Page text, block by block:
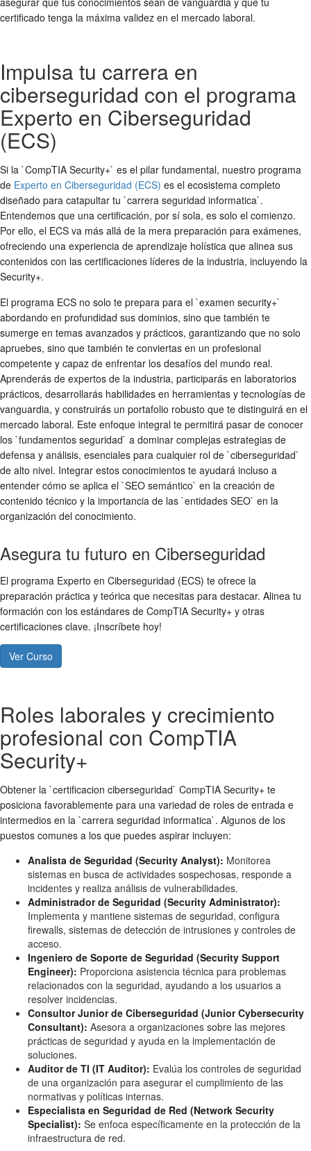
certificado tenga la máxima validez en el mercado laboral.
Impulsa tu carrera en
ciberseguridad con el programa
Experto en Ciberseguridad
(ECS)
Si la `CompTIA Security+` es el pilar fundamental, nuestro programa
de Experto en Ciberseguridad (ECS) es el ecosistema completo
diseñado para catapultar tu `carrera seguridad informatica`.
Entendemos que una certificación, por sí sola, es solo el comienzo.
Por ello, el ECS va más allá de la mera preparación para exámenes,
ofreciendo una experiencia de aprendizaje holística que alinea sus
contenidos con las certificaciones líderes de la industria, incluyendo la
Security+.
El programa ECS no solo te prepara para el `examen security+`
abordando en profundidad sus dominios, sino que también te
sumerge en temas avanzados y prácticos, garantizando que no solo
apruebes, sino que también te conviertas en un profesional
competente y capaz de enfrentar los desafíos del mundo real.
Aprenderás de expertos de la industria, participarás en laboratorios
prácticos, desarrollarás habilidades en herramientas y tecnologías de
vanguardia, y construirás un portafolio robusto que te distinguirá en el
mercado laboral. Este enfoque integral te permitirá pasar de conocer
los `fundamentos seguridad` a dominar complejas estrategias de
defensa y análisis, esenciales para cualquier rol de `ciberseguridad`
de alto nivel. Integrar estos conocimientos te ayudará incluso a
entender cómo se aplica el `SEO semántico` en la creación de
contenido técnico y la importancia de las `entidades SEO` en la
organización del conocimiento.
Asegura tu futuro en Ciberseguridad
El programa Experto en Ciberseguridad (ECS) te ofrece la
preparación práctica y teórica que necesitas para destacar. Alinea tu
formación con los estándares de CompTIA Security+ y otras
certificaciones clave. ¡Inscríbete hoy!
Ver Curso
Roles laborales y crecimiento
profesional con CompTIA
Security+
Obtener la `certificacion ciberseguridad` CompTIA Security+ te
posiciona favorablemente para una variedad de roles de entrada e
intermedios en la `carrera seguridad informatica`. Algunos de los
puestos comunes a los que puedes aspirar incluyen:
Analista de Seguridad (Security Analyst): Monitorea
sistemas en busca de actividades sospechosas, responde a
incidentes y realiza análisis de vulnerabilidades.
Administrador de Seguridad (Security Administrator):
Implementa y mantiene sistemas de seguridad, configura
firewalls, sistemas de detección de intrusiones y controles de
acceso.
Ingeniero de Soporte de Seguridad (Security Support
Engineer): Proporciona asistencia técnica para problemas
relacionados con la seguridad, ayudando a los usuarios a
resolver incidencias.
Consultor Junior de Ciberseguridad (Junior Cybersecurity
Consultant): Asesora a organizaciones sobre las mejores
prácticas de seguridad y ayuda en la implementación de
soluciones.
Auditor de TI (IT Auditor): Evalúa los controles de seguridad
de una organización para asegurar el cumplimiento de las
normativas y políticas internas.
Especialista en Seguridad de Red (Network Security
Specialist): Se enfoca específicamente en la protección de la
infraestructura de red.